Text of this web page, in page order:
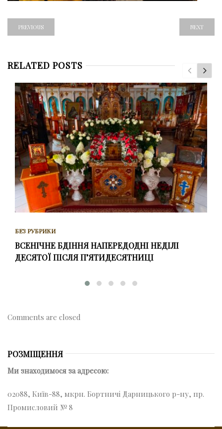
PREVIOUS NEXT
RELATED POSTS
БЕЗ РУБРИКИ
ВСЕНІЧНЕ БДІННЯ НАПЕРЕДОДНІ НЕДІЛІ
ДЕСЯТОЇ ПІСЛЯ ПʼЯТИДЕСЯТНИЦІ
Comments are closed
РОЗМІЩЕННЯ
Ми знаходимося за адресою:
02088, Київ-88, мкрн. Бортничі Дарницького р-ну, пр.
Промисловий № 8